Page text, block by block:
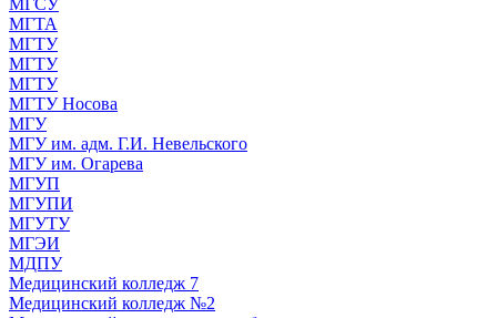
МГТА
МГТУ
МГТУ
МГТУ
МГТУ Носова
МГУ
МГУ им. адм. Г.И. Невельского
МГУ им. Огарева
МГУП
МГУПИ
МГУТУ
МГЭИ
МДПУ
Медицинский колледж 7
Медицинский колледж №2